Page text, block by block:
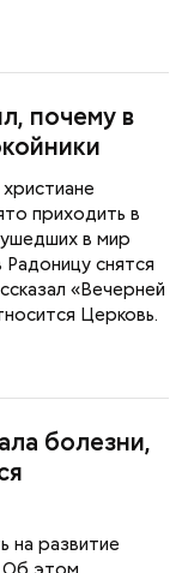
почему в
приходить в
в мир
снятся
«Вечерней
Церковь.
болезни,
на развитие